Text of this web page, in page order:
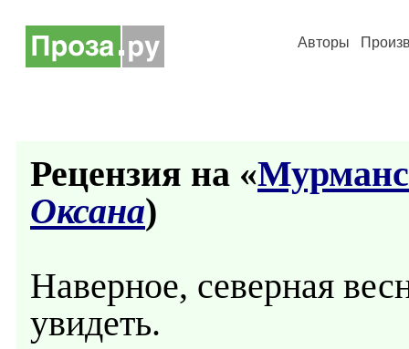
Авторы
Рецензия на «
Оксана)
Наверное, северная
увидеть.